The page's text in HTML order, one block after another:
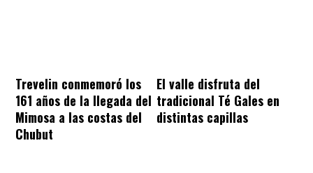
Trevelin conmemoró los
161 años de la llegada del
Mimosa a las costas del
Chubut
El valle disfruta del
tradicional Té Gales en
distintas capillas